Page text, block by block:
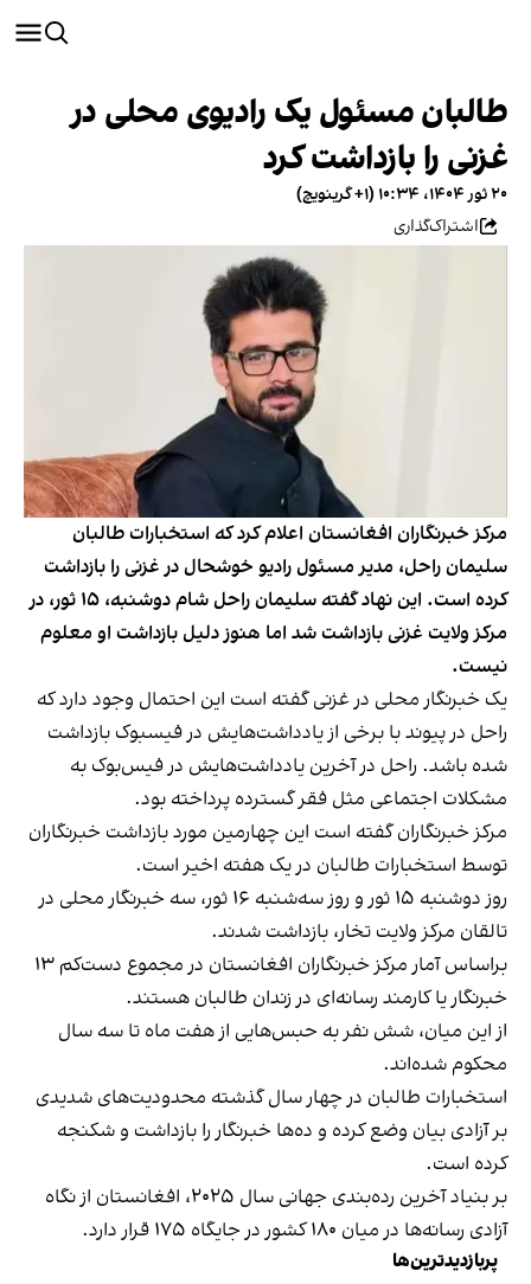
طالبان مسئول یک رادیوی محلی در
غزنی را بازداشت کرد
۲۰ ثور ۱۴۰۴، ۱۰:۳۴ (‎+۱ گرینویچ)
اشتراک‌گذاری
مرکز خبرنگاران افغانستان اعلام کرد که استخبارات طالبان
سلیمان راحل، مدیر مسئول رادیو خوشحال در غزنی را بازداشت
کرده است. این نهاد گفته سلیمان راحل شام دوشنبه، ۱۵ ثور، در
مرکز ولایت غزنی بازداشت شد اما هنوز دلیل بازداشت او معلوم
نیست.
یک خبرنگار محلی در غزنی گفته است این احتمال وجود دارد که
راحل در پیوند با برخی از یادداشت‌هایش در فیسبوک بازداشت
شده باشد. راحل در آخرین یادداشت‌هایش در فیس‌بوک به
مشکلات اجتماعی مثل فقر گسترده پرداخته بود.
مرکز خبرنگاران گفته است این چهارمین مورد بازداشت خبرنگاران
توسط استخبارات طالبان در یک هفته اخیر است.
روز دوشنبه ۱۵ ثور و روز سه‌شنبه ۱۶ ثور، سه خبرنگار محلی در
تالقان مرکز ولایت تخار، بازداشت شدند.
براساس آمار مرکز خبرنگاران افغانستان در مجموع دست‌کم ۱۳
خبرنگار یا کارمند رسانه‌ای در زندان طالبان هستند.
از این میان، شش نفر به حبس‌هایی از هفت ماه تا سه سال
محکوم شده‌اند.
استخبارات طالبان در چهار سال گذشته محدودیت‌های شدیدی
بر آزادی بیان وضع کرده و ده‌ها خبرنگار را بازداشت و شکنجه
کرده‌ است.
بر بنیاد آخرین رده‌بندی جهانی سال ۲۰۲۵، افغانستان از نگاه
آزادی رسانه‌ها در میان ۱۸۰ کشور در جایگاه ۱۷۵ قرار دارد.
پربازدیدترین‌ها